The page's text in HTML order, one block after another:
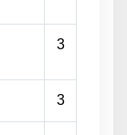
3
3